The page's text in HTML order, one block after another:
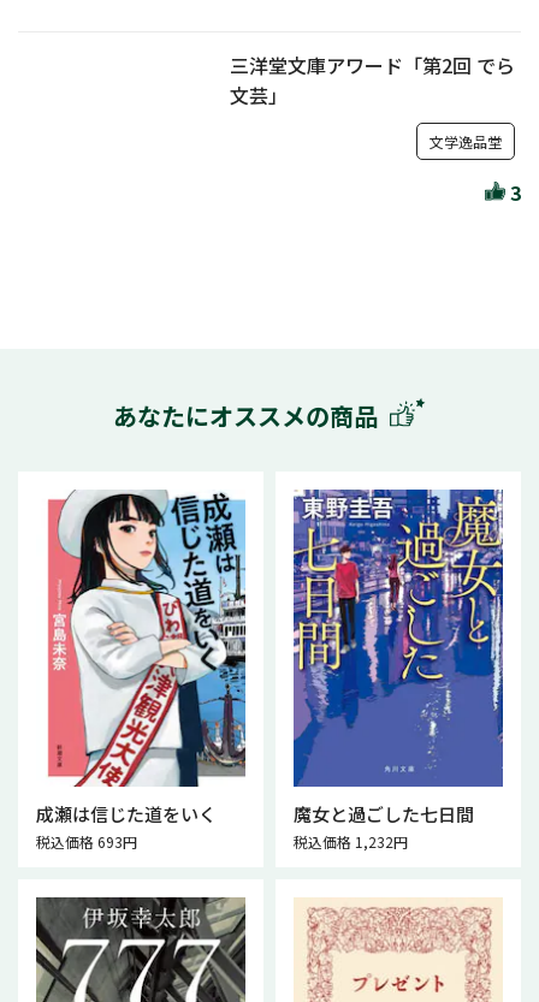
三洋堂文庫アワード「第2回 でら
文芸」
文学逸品堂
3
あなたにオススメの商品
成瀬は信じた道をいく
税込価格 693円
魔女と過ごした七日間
税込価格 1,232円